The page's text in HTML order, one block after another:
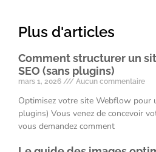
Plus d'articles
Comment structurer un
SEO (sans plugins)
mars 1, 2026 Aucun commentaire
Optimisez votre site Webflow pour
plugins) Vous venez de concevoir
vous demandez comment